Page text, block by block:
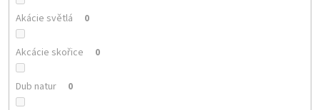
Akácie světlá 0
Akcácie skořice 0
Dub natur 0